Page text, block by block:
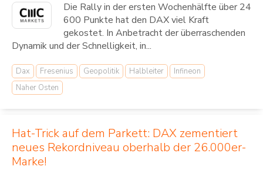
Die Rally in der ersten Wochenhälfte über 24
600 Punkte hat den DAX viel Kraft
gekostet. In Anbetracht der überraschenden
Dynamik und der Schnelligkeit, in...
Dax Fresenius Geopolitik Halbleiter
Infineon
Naher Osten
Hat-Trick auf dem Parkett: DAX zementiert
neues Rekordniveau oberhalb der 26.000er-
Marke!